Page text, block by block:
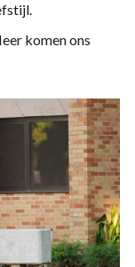
komen ons